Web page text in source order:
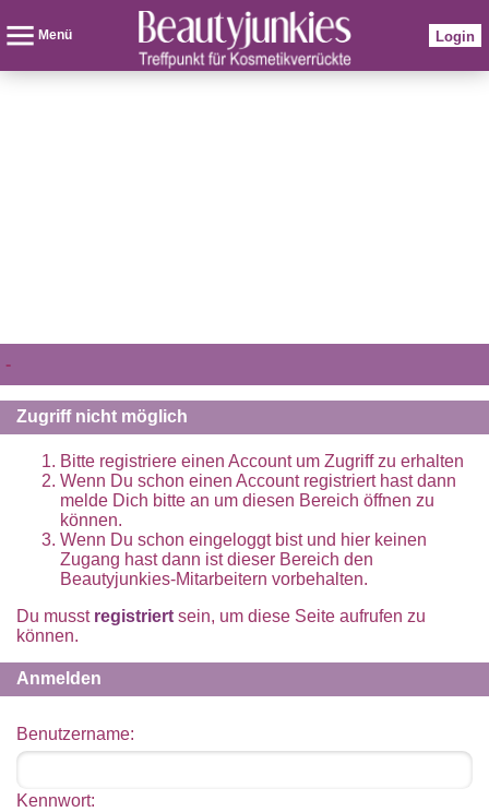
Menü Login
-
Zugriff nicht möglich
Bitte registriere einen Account um Zugriff zu erhalten
Wenn Du schon einen Account registriert hast dann
melde Dich bitte an um diesen Bereich öffnen zu
können.
Wenn Du schon eingeloggt bist und hier keinen
Zugang hast dann ist dieser Bereich den
Beautyjunkies-Mitarbeitern vorbehalten.
Du musst registriert sein, um diese Seite aufrufen zu
können.
Anmelden
Benutzername:
Kennwort: